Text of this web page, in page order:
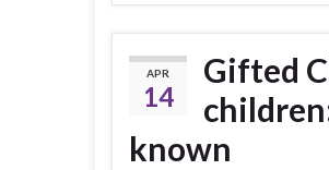
APR
14
Gifted
known